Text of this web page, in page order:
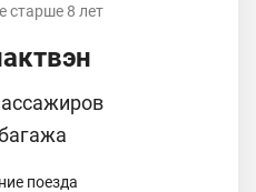
старше 8 лет
поезда